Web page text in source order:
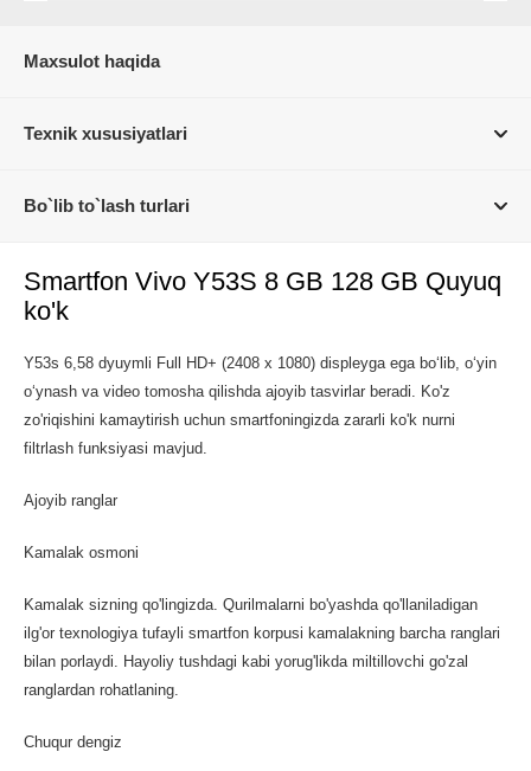
Maxsulot haqida
Texnik xususiyatlari
Bo`lib to`lash turlari
Smartfon Vivo Y53S 8 GB 128 GB Quyuq
ko'k
Y53s 6,58 dyuymli Full HD+ (2408 x 1080) displeyga ega bo‘lib, o‘yin
o‘ynash va video tomosha qilishda ajoyib tasvirlar beradi. Ko'z
zo'riqishini kamaytirish uchun smartfoningizda zararli ko'k nurni
filtrlash funksiyasi mavjud.
Ajoyib ranglar
Kamalak osmoni
Kamalak sizning qo'lingizda. Qurilmalarni bo'yashda qo'llaniladigan
ilg'or texnologiya tufayli smartfon korpusi kamalakning barcha ranglari
bilan porlaydi. Hayoliy tushdagi kabi yorug'likda miltillovchi go'zal
ranglardan rohatlaning.
Chuqur dengiz